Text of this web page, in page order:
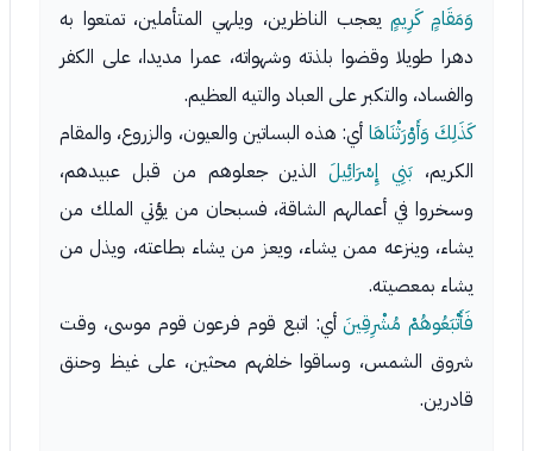
وَمَقَامٍ كَرِيمٍيعجب الناظرين، ويلهي المتأملين، تمتعوا به
دهرا طويلا وقضوا بلذته وشهواته، عمرا مديدا، على الكفر
والفساد، والتكبر على العباد والتيه العظيم.
كَذَلِكَ وَأَوْرَثْنَاهَا أي: هذه البساتين والعيون، والزروع، والمقام
الكريم، بَنِي إِسْرَائِيلَالذين جعلوهم من قبل عبيدهم،
وسخروا في أعمالهم الشاقة، فسبحان من يؤتي الملك من
يشاء، وينزعه ممن يشاء، ويعز من يشاء بطاعته، ويذل من
يشاء بمعصيته.
فَأَتْبَعُوهُمْ مُشْرِقِينَأي: اتبع قوم فرعون قوم موسى، وقت
شروق الشمس، وساقوا خلفهم محثين، على غيظ وحنق
قادرين.